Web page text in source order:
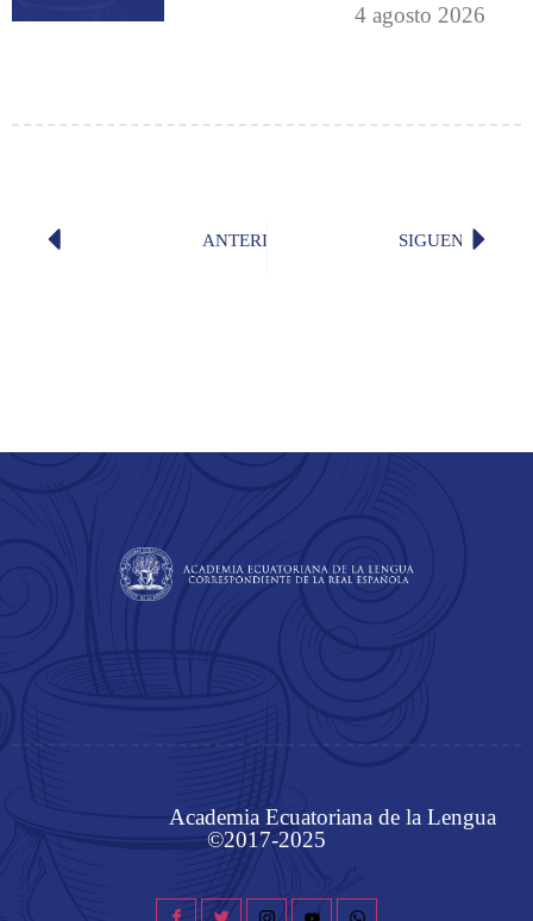
4 agosto 2026
ANTERIOR «Una exposición simultánea en
SIGUENTE«El
Academia Ecuatoriana de la Lengua
©2017-2025